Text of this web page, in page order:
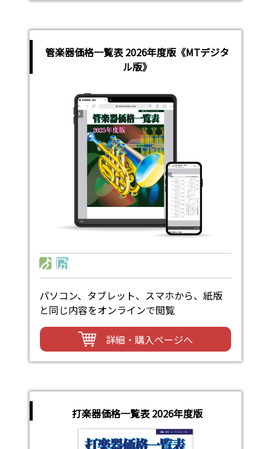
管楽器価格一覧表 2026年度版《MTデジタ
ル版》
パソコン、タブレット、スマホから、紙版
と同じ内容をオンラインで閲覧
詳細・購入ページへ
打楽器価格一覧表 2026年度版